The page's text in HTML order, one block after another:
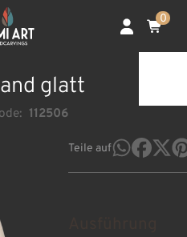
0
glatt
112506
Teile auf